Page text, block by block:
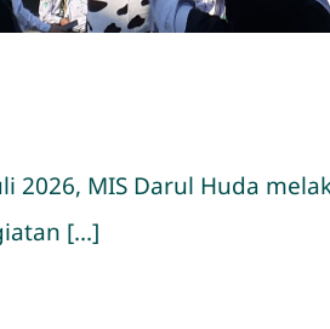
2026, MIS Darul Huda
[...]